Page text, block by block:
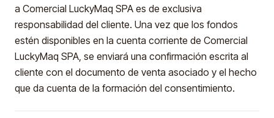
a Comercial LuckyMaq SPA es de exclusiva
responsabilidad del cliente. Una vez que los fondos
estén disponibles en la cuenta corriente de Comercial
LuckyMaq SPA, se enviará una confirmación escrita al
cliente con el documento de venta asociado y el hecho
que da cuenta de la formación del consentimiento.